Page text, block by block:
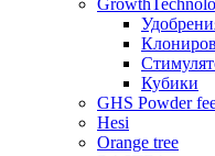
Кубики
GHS Powder
Hesi
Orange tree